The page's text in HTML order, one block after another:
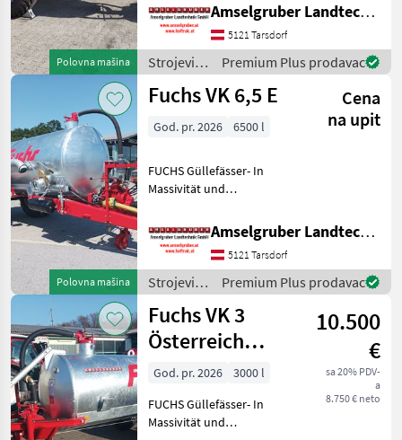
Polovna mašina
(Stärkste Materialstärken +
Beste Materialen und Beste
Komponenten der
führenden TOP Hersteller!)
Sei
Amselgruber Landtechnik GmbH
5121 Tarsdorf
Strojevi
za
đubrenje,
navodnjavanje
Premium Plus prodavac
Polovna mašina
Fuchs VK 6,5 E
Cena
na upit
God. pr. 2026 6500 l
FUCHS Güllefässer- In
Massivität und
(Stärkste Materialstärken +
Beste Materialen und Beste
Komponenten der
führenden TOP Hersteller!)
Sei
Amselgruber Landtechnik GmbH
5121 Tarsdorf
Strojevi
za
đubrenje,
gnojenje i
navodnjavanje
/ Fuchs
Premium Plus prodavac
Fuchs VK 3
Österreich
Edition
10.500
€
sa 20% PDV-
a
8.750 € neto
God. pr. 2026
3000 l
FUCHS Güllefässer- In
Massivität und